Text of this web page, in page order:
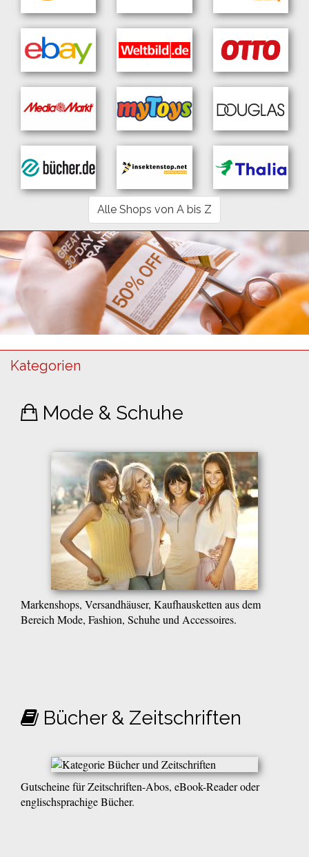
Alle Shops von A bis Z
Kategorien
Mode & Schuhe
Markenshops, Versandhäuser, Kaufhausketten aus dem
Bereich Mode, Fashion, Schuhe und Accessoires.
Bücher & Zeitschriften
Gutscheine für Zeitschriften-Abos, eBook-Reader oder
englischsprachige Bücher.